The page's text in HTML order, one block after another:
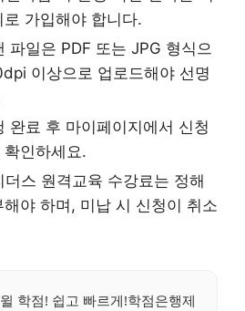
가입해야 합니다.
파일은 PDF 또는 JPG 형식으
이상으로 업로드해야 선명
완료 후 마이페이지에서 신청
인하세요.
더스 원격교육 수강료는 정해
야 하며, 미납 시 신청이 취소
학점! 쉽고 빠르게!학점은행제